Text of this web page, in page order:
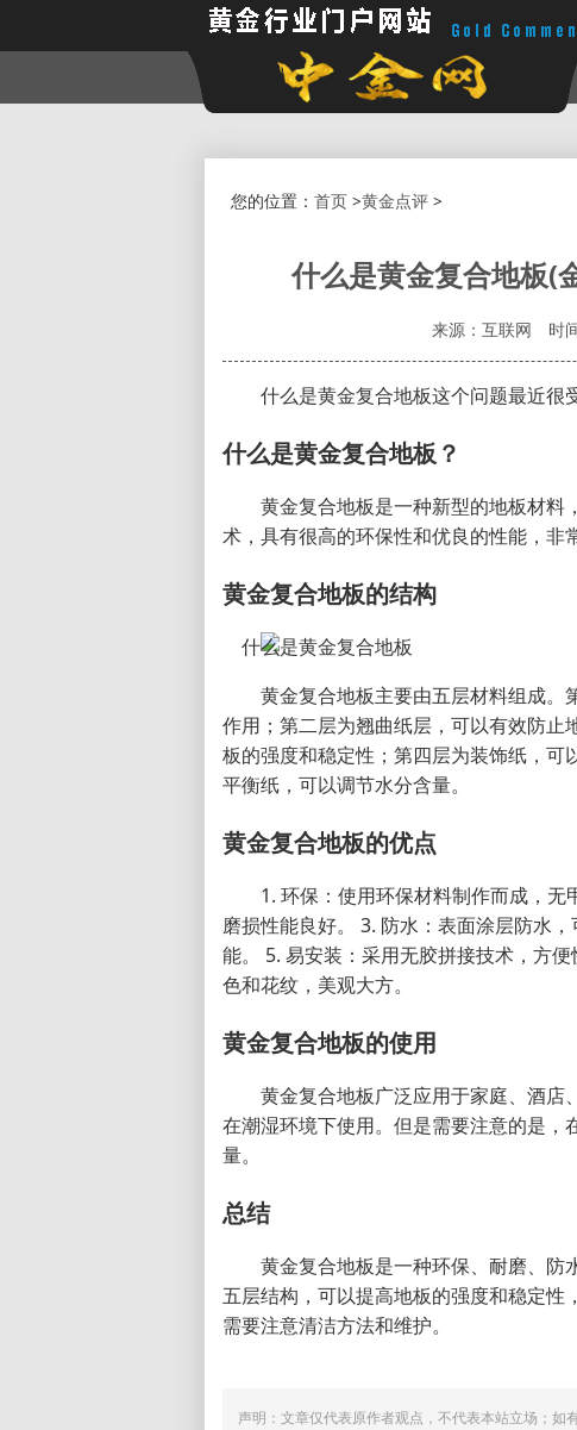
您的位置： 首页>黄金点评>
什么是黄金复合地板(
来源：互联网 时
什么是黄金复合地板这个问题最近很
什么是黄金复合地板？
黄金复合地板是一种新型的地板材料
术，具有很高的环保性和优良的性能，非
黄金复合地板的结构
黄金复合地板主要由五层材料组成。
作用；第二层为翘曲纸层，可以有效防
板的强度和稳定性；第四层为装饰纸，
平衡纸，可以调节水分含量。
黄金复合地板的优点
1. 环保：使用环保材料制作而成，
磨损性能良好。 3. 防水：表面涂层防水
能。 5. 易安装：采用无胶拼接技术，方
色和花纹，美观大方。
黄金复合地板的使用
黄金复合地板广泛应用于家庭、酒店
在潮湿环境下使用。但是需要注意的是
量。
总结
黄金复合地板是一种环保、耐磨、防
五层结构，可以提高地板的强度和稳定
需要注意清洁方法和维护。
声明：文章仅代表原作者观点，不代表本站立场；